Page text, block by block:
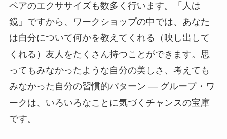
ペアのエクササイズも数多く行います。「人は
鏡」ですから、ワークショップの中では、あなた
は自分について何かを教えてくれる（映し出して
くれる）友人をたくさん持つことができます。思
ってもみなかったような自分の美しさ、考えても
みなかった自分の習慣的パターン — グループ・ワ
ークは、いろいろなことに気づくチャンスの宝庫
です。